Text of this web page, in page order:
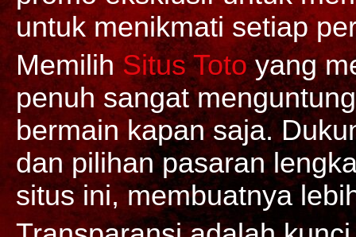
untuk menikmati setiap
MemilihSitus Totoyang
penuh sangat
bermain kapan saja.
dan pilihan pasaran
situs ini, membuatnya